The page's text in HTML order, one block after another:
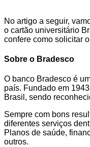
No artigo a seguir,
o cartão universitário
confere como solicitar
Sobre o Bradesco
O banco Bradesco é
país. Fundado em
Brasil, sendo
Sempre com bons
diferentes serviços
Planos de saúde,
outros.